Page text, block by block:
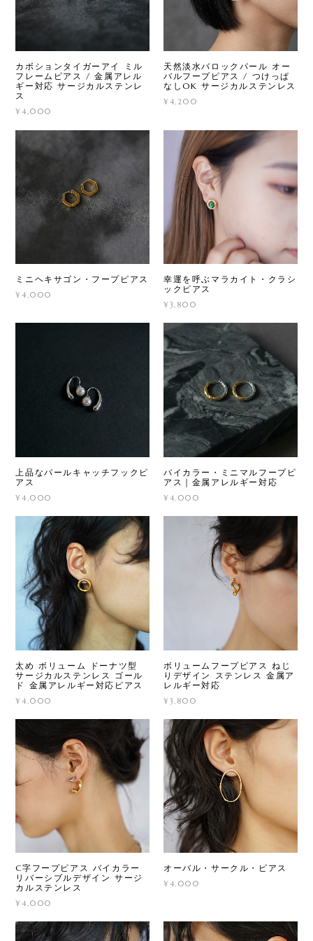
カボションタイガーアイ ミル
フレームピアス / 金属アレル
ギー対応 サージカルステンレ
ス
¥4,000
天然淡水バロックパール オー
バルフープピアス / つけっぱ
なしOK サージカルステンレス
¥4,200
ミニヘキサゴン・フープピアス
¥4,000
幸運を呼ぶマラカイト・クラシ
ックピアス
¥3,800
上品なパールキャッチフックピ
アス
¥4,000
バイカラー・ミニマルフープピ
アス｜金属アレルギー対応
¥4,000
太め ボリューム ドーナツ型
サージカルステンレス ゴール
ド 金属アレルギー対応ピアス
¥4,000
ボリュームフープピアス ねじ
りデザイン ステンレス 金属ア
レルギー対応
¥3,800
C字フープピアス バイカラー
リバーシブルデザイン サージ
カルステンレス
¥4,000
オーバル・サークル・ピアス
¥4,000